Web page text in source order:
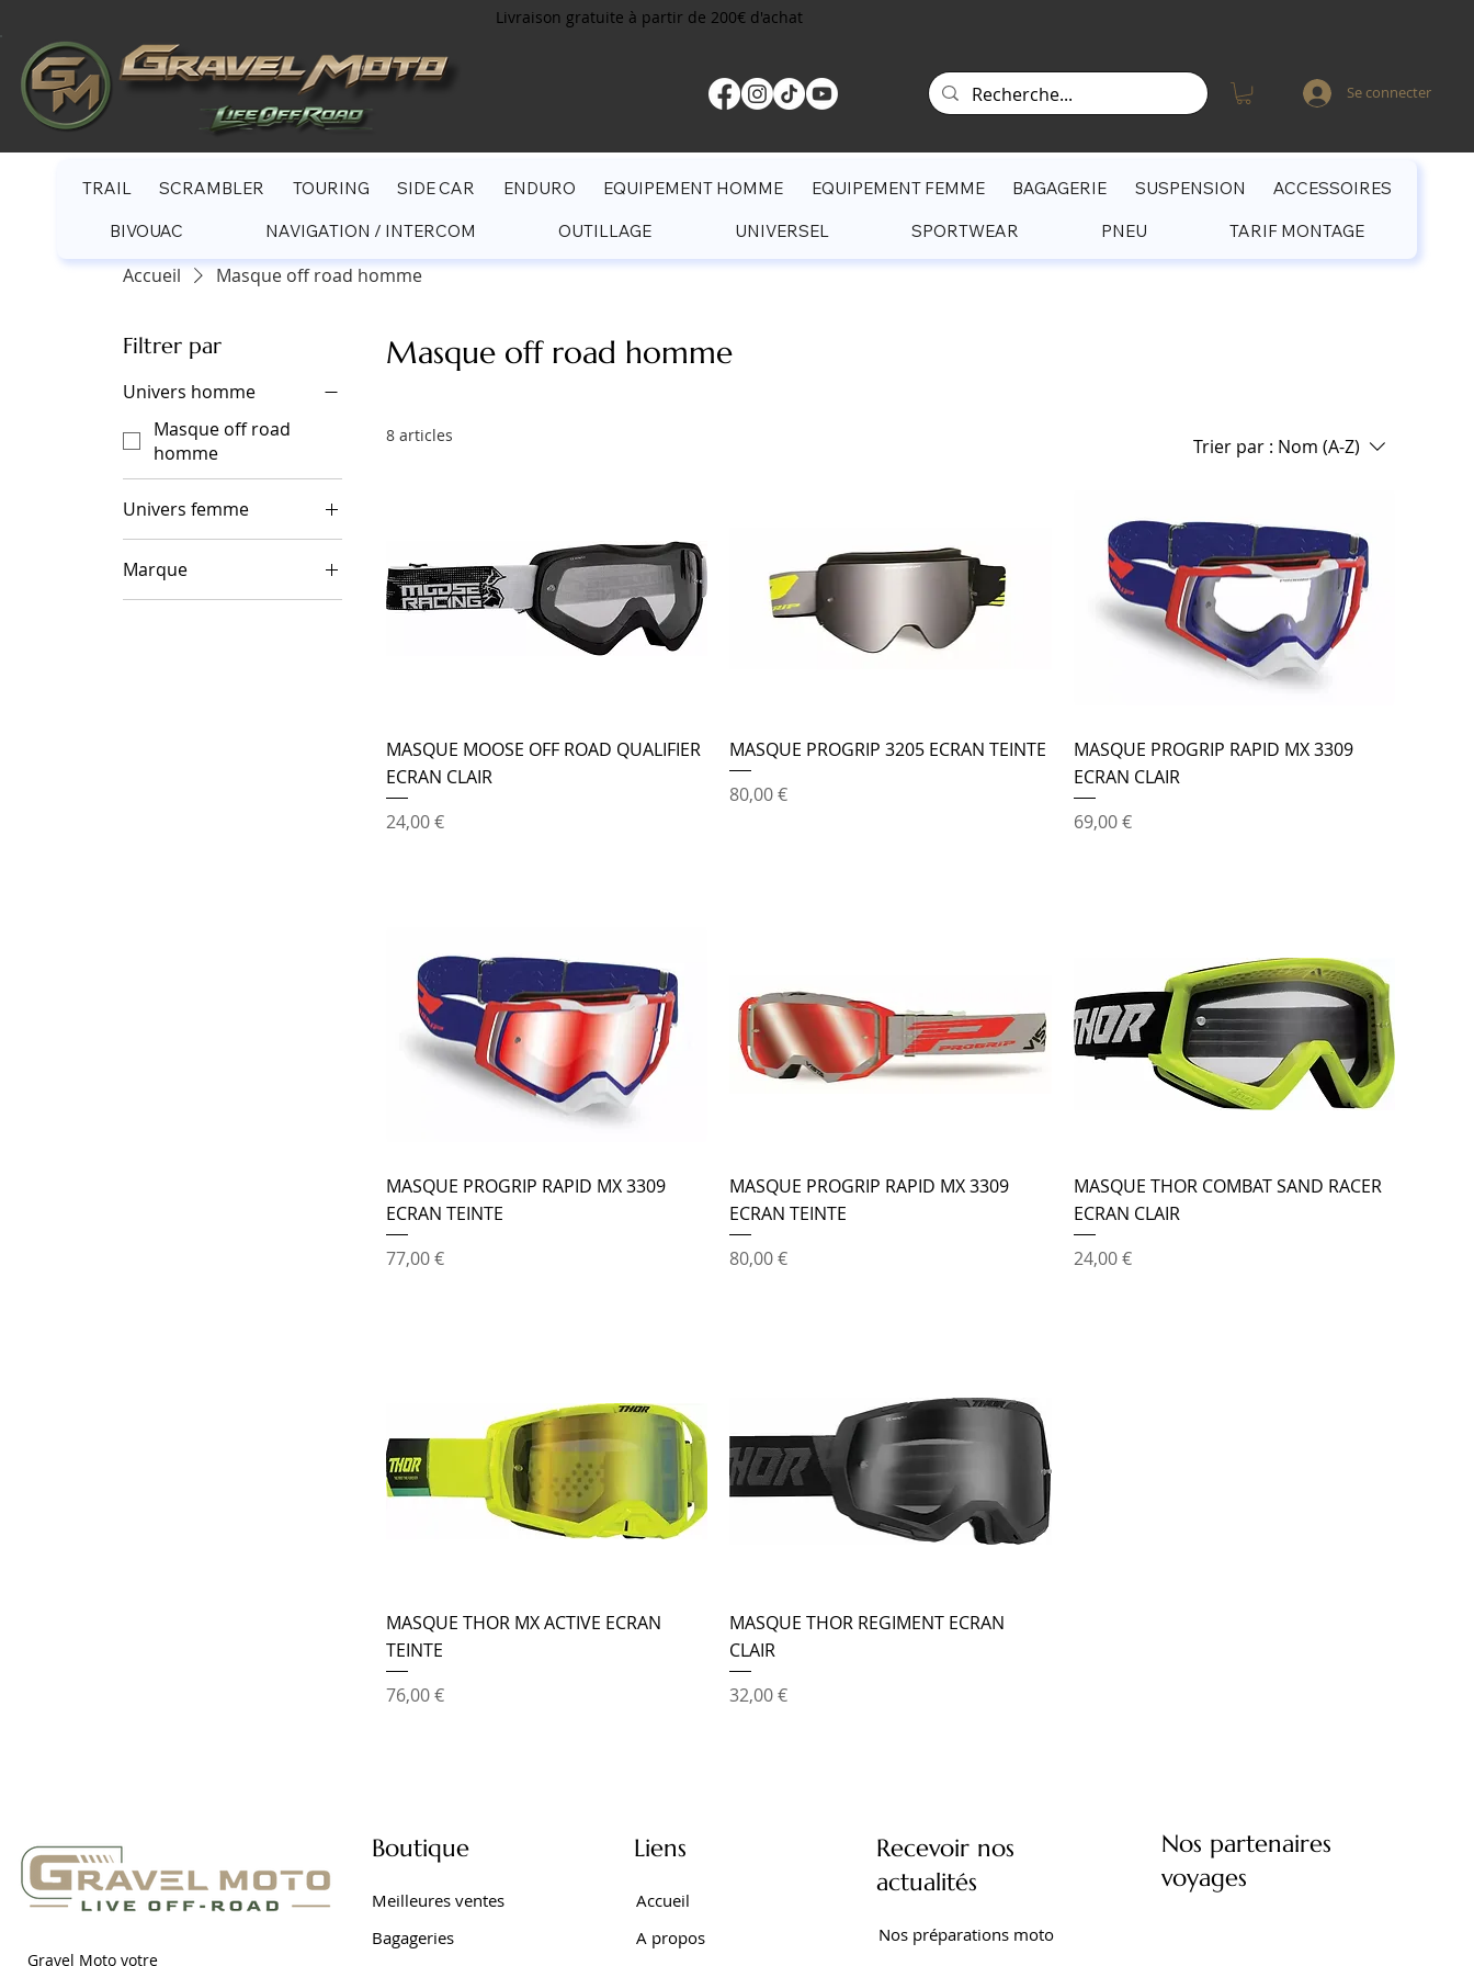
Livraison gratuite à partir de 200€ d'achat
Se connecter
Accueil Masque off road homme
Filtrer par
Univers homme
Masque off road
homme
Univers femme
Masque off road
femme
Marque
Masque off road homme
8 articles Trier par : Nom (A-Z)
MASQUE MOOSE OFF ROAD QUALIFIER
ECRAN CLAIR
Prix
24,00 €
MASQUE PROGRIP 3205 ECRAN TEINTE
Prix
80,00 €
MASQUE PROGRIP RAPID MX 3309
ECRAN CLAIR
Prix
69,00 €
MASQUE PROGRIP RAPID MX 3309
ECRAN TEINTE
Prix
77,00 €
MASQUE PROGRIP RAPID MX 3309
ECRAN TEINTE
Prix
80,00 €
MASQUE THOR COMBAT SAND RACER
ECRAN CLAIR
Prix
24,00 €
MASQUE THOR MX ACTIVE ECRAN
TEINTE
Prix
76,00 €
MASQUE THOR REGIMENT ECRAN
CLAIR
Prix
32,00 €
TRAIL SCRAMBLER TOURING SIDE CAR ENDURO EQUIPEMENT HOMME EQUIPEMENT FEMME BAGAGERIE SUSPENSION ACCESSOIRES
BIVOUAC NAVIGATION / INTERCOM OUTILLAGE UNIVERSEL SPORTWEAR PNEU TARIF MONTAGE
Gravel Moto votre
Boutique
Meilleures ventes
Bagageries
Liens
Accueil
A propos
Recevoir nos
actualités
Nos préparations moto
Nos partenaires
voyages